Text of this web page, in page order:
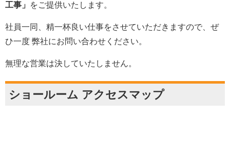
工事」
をご提供いたします。
社員一同、精一杯良い仕事をさせていただきますので、ぜ
ひ一度 弊社にお問い合わせください。
無理な営業は決していたしません。
ショールーム アクセスマップ